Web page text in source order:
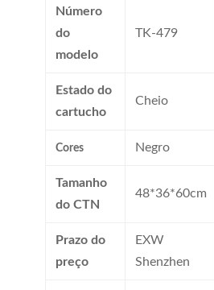
Número
do
modelo
TK-479
Estado do
cartucho
Cheio
Cores Negro
Tamanho
do CTN
48*36*60cm
Prazo do
preço
EXW
Shenzhen